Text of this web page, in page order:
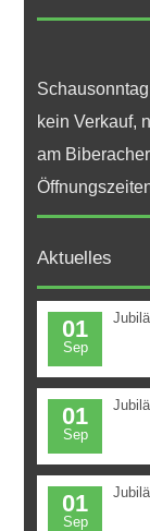
kein Verkauf,
am
Aktuelles
01
Sep
01
Sep
01
Sep